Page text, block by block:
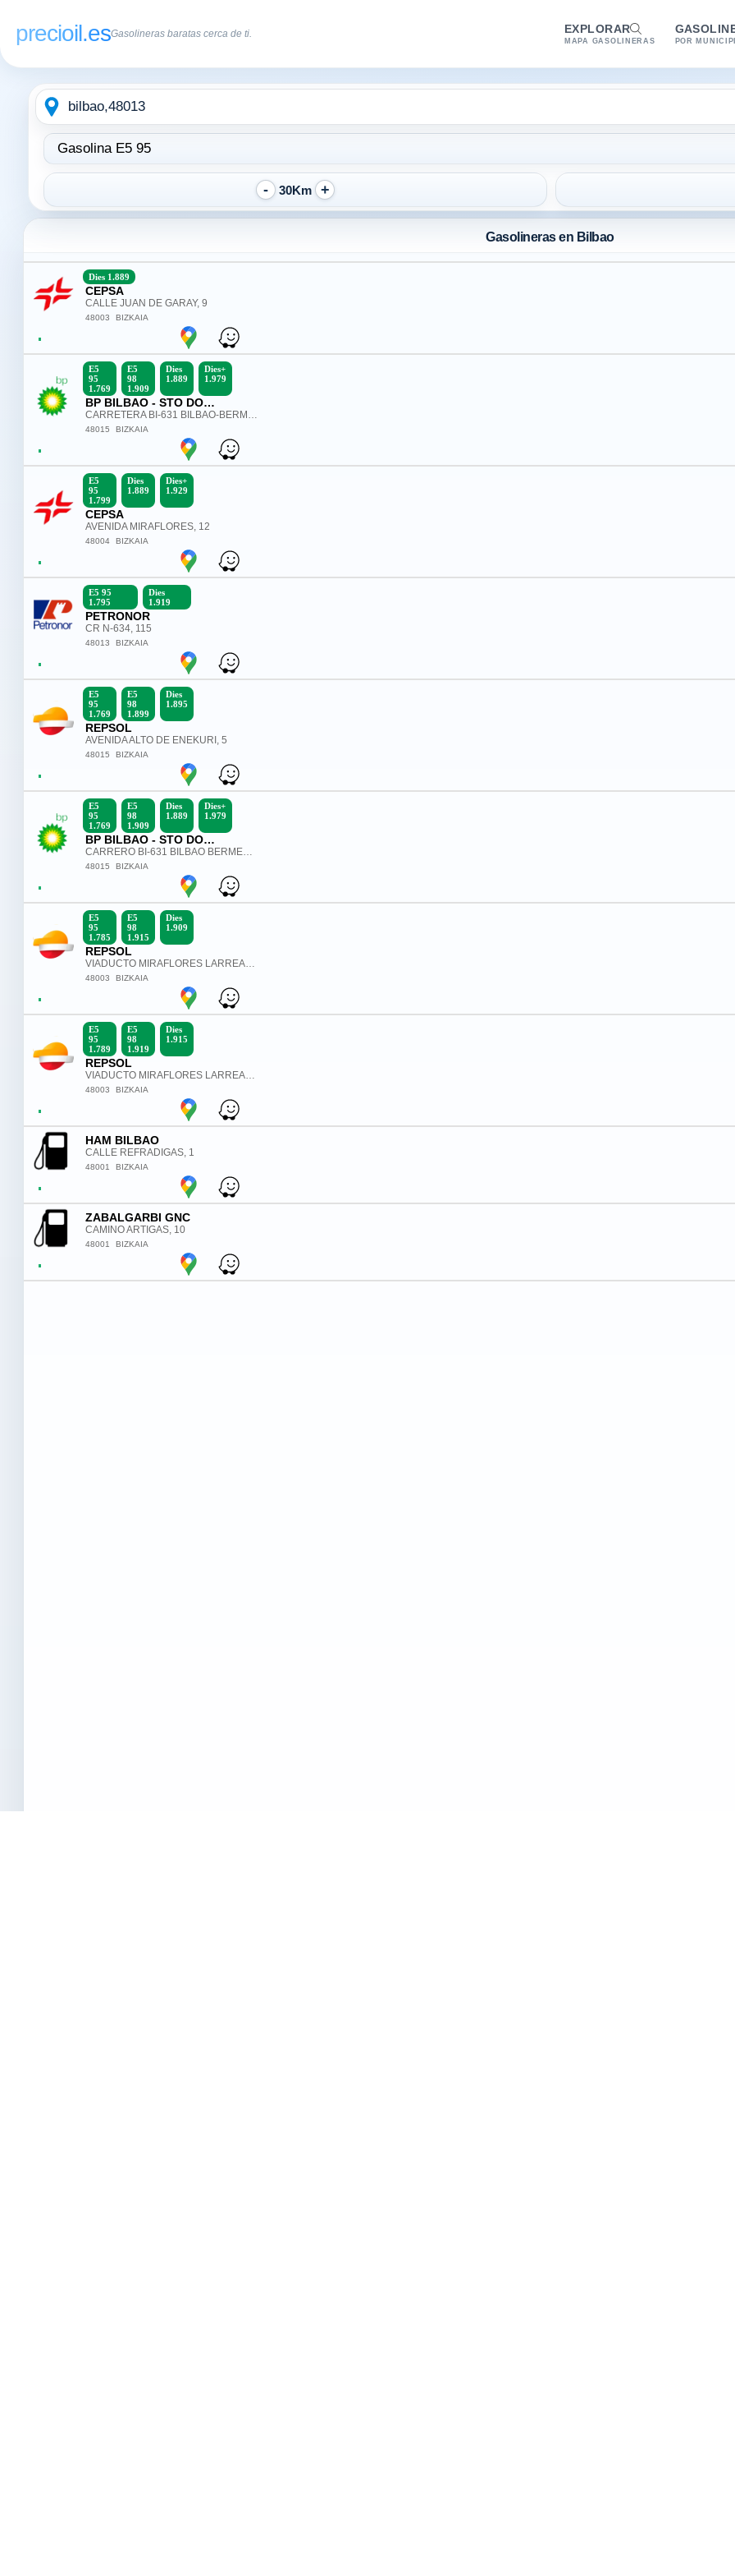
precioil.esGasolineras baratas cerca de ti. EXPLORAR
MAPA GASOLINERAS POR
Escribe
la
ubicación
Elegir
tipo
de
combustible:
30Km
Gasolineras en Bilbao
Dies 1.889
CEPSA
CALLE JUAN DE GARAY, 9
48003 BIZKAIA
E5
95
1.769
E5
98
1.909
Dies
1.889
Dies+
1.979
BP BILBAO - STO DOMINGO MD
CARRETERA BI-631 BILBAO-BERMEO KM. 11
48015 BIZKAIA
E5
95
1.799
Dies
1.889
Dies+
1.929
CEPSA
AVENIDA MIRAFLORES, 12
48004 BIZKAIA
E5 95
1.795
Dies
1.919
PETRONOR
CR N-634, 115
48013 BIZKAIA
E5
95
1.769
E5
98
1.899
Dies
1.895
REPSOL
AVENIDA ALTO DE ENEKURI, 5
48015 BIZKAIA
E5
95
1.769
E5
98
1.909
Dies
1.889
Dies+
1.979
BP BILBAO - STO DOMINGO MI
CARRERO BI-631 BILBAO BERMEO, 11
48015 BIZKAIA
E5
95
1.785
E5
98
1.915
Dies
1.909
REPSOL
VIADUCTO MIRAFLORES LARREAGABURU, 1
48003 BIZKAIA
E5
95
1.789
E5
98
1.919
Dies
1.915
REPSOL
VIADUCTO MIRAFLORES LARREAGABURU, 2
48003 BIZKAIA
HAM BILBAO
CALLE REFRADIGAS, 1
48001 BIZKAIA
ZABALGARBI GNC
CAMINO ARTIGAS, 10
48001 BIZKAIA